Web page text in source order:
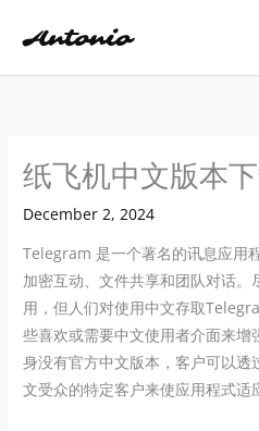
纸飞机中文版本
December 2, 2024
Telegram 是一个著名的讯息应用
加密互动、文件共享和团队对话
用，但人们对使用中文存取
些喜欢或需要中文使用者介面来
身没有官方中文版本，客户可以透
文受众的特定客户来使应用程式适